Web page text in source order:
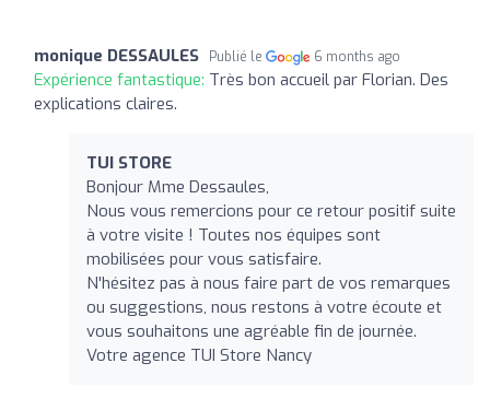
monique DESSAULES Publié le 6 months ago
Expérience fantastique: Très bon accueil par Florian. Des
explications claires.
TUI STORE
Bonjour Mme Dessaules,
Nous vous remercions pour ce retour positif suite
à votre visite ! Toutes nos équipes sont
mobilisées pour vous satisfaire.
N'hésitez pas à nous faire part de vos remarques
ou suggestions, nous restons à votre écoute et
vous souhaitons une agréable fin de journée.
Votre agence TUI Store Nancy